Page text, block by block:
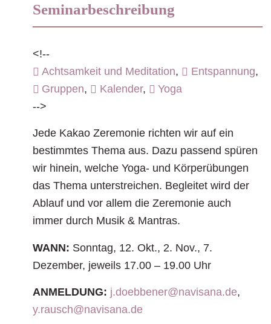
Seminarbeschreibung
<!--
Achtsamkeit und Meditation, Entspannung,
Gruppen, Kalender,
Yoga
-->
Jede Kakao Zeremonie richten wir auf ein
bestimmtes Thema aus. Dazu passend spüren
wir hinein, welche Yoga- und Körperübungen
das Thema unterstreichen. Begleitet wird der
Ablauf und vor allem die Zeremonie auch
immer durch Musik & Mantras.
WANN: Sonntag, 12. Okt., 2. Nov., 7.
Dezember, jeweils 17.00 – 19.00 Uhr
ANMELDUNG: j.doebbener@navisana.de,
y.rausch@navisana.de